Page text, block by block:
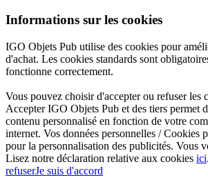
Informations sur les cookies
IGO Objets Pub utilise des cookies pour
d'achat. Les cookies standards sont
fonctionne correctement.
Vous pouvez choisir d'accepter ou refuser les
Accepter IGO Objets Pub et des tiers permet
contenu personnalisé en fonction de votre
internet. Vos données personnelles / Cookies
pour la personnalisation des publicités. Vous
Lisez notre déclaration relative aux cookies ici.
refuserJe suis d'accord